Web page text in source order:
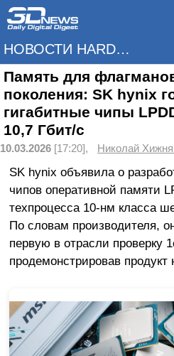
НОВОСТИ HARDWARE
Память для
поколения: SK hynix
гигабитные чипы
10,7 Гбит/c
10.03.2026 [17:20], Николай
SK hynix объявила о
чипов оперативной памяти
техпроцесса 10-нм класса
По словам производителя,
первую в отрасли проверку
продемонстрировав продукт